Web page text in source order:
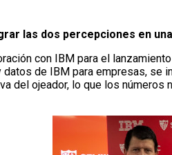
las dos percepciones en
con IBM para el
de IBM para empresas,
del ojeador, lo que los